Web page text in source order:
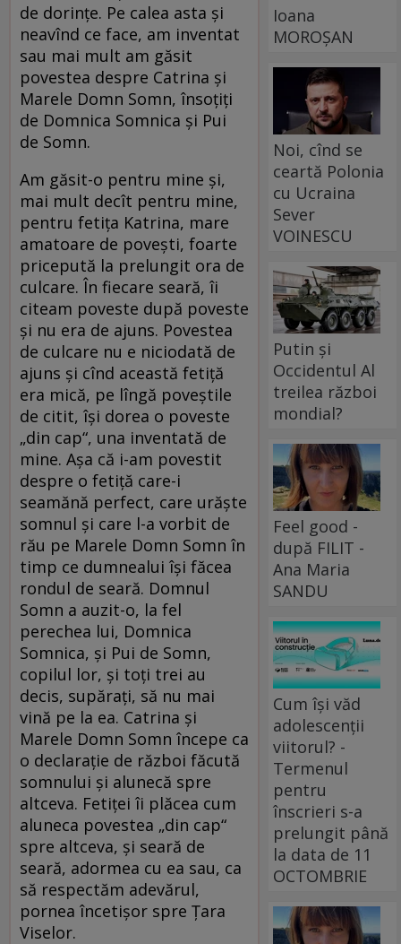
de dorințe. Pe calea asta și
neavînd ce face, am inventat
sau mai mult am găsit
povestea despre Catrina și
Marele Domn Somn, însoțiți
de Domnica Somnica și Pui
de Somn.
Am găsit-o pentru mine și,
mai mult decît pentru mine,
pentru fetița Katrina, mare
amatoare de povești, foarte
pricepută la prelungit ora de
culcare. În fiecare seară, îi
citeam poveste după poveste
și nu era de ajuns. Povestea
de culcare nu e niciodată de
ajuns și cînd această fetiță
era mică, pe lîngă poveștile
de citit, își dorea o poveste
„din cap“, una inventată de
mine. Așa că i-am povestit
despre o fetiță care-i
seamănă perfect, care urăște
somnul și care l-a vorbit de
rău pe Marele Domn Somn în
timp ce dumnealui își făcea
rondul de seară. Domnul
Somn a auzit-o, la fel
perechea lui, Domnica
Somnica, și Pui de Somn,
copilul lor, și toți trei au
decis, supărați, să nu mai
vină pe la ea. Catrina și
Marele Domn Somn începe ca
o declarație de război făcută
somnului și alunecă spre
altceva. Fetiței îi plăcea cum
aluneca povestea „din cap“
spre altceva, și seară de
seară, adormea cu ea sau, ca
să respectăm adevărul,
pornea încetișor spre Țara
Viselor.
Ioana
MOROȘAN
Noi, cînd se
ceartă Polonia
cu Ucraina
Sever
VOINESCU
Putin și
Occidentul Al
treilea război
mondial?
Feel good -
după FILIT -
Ana Maria
SANDU
Cum își văd
adolescenții
viitorul? -
Termenul
pentru
înscrieri s-a
prelungit până
la data de 11
OCTOMBRIE